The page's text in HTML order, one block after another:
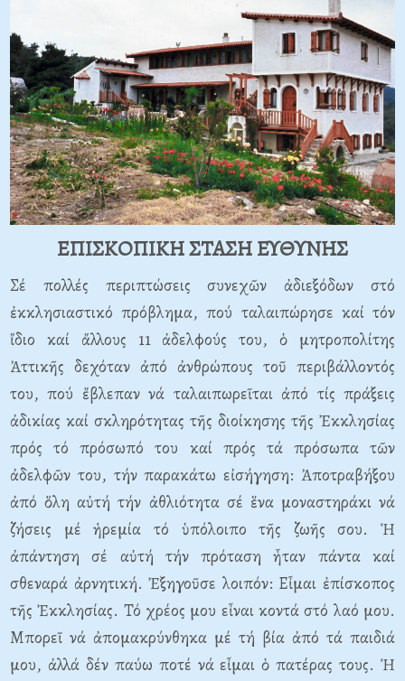
ΕΠΙΣΚΟΠΙΚΗ ΣΤΑΣΗ ΕΥΘΥΝΗΣ
Σέ πολλές περιπτώσεις συνεχῶν ἀδιεξόδων στό
ἐκκλησιαστικό πρόβλημα, πού ταλαιπώρησε καί τόν
ἴδιο καί ἄλλους 11 ἀδελφούς του, ὁ μητροπολίτης
Ἀττικῆς δεχόταν ἀπό ἀνθρώπους τοῦ περιβάλλοντός
του, πού ἔβλεπαν νά ταλαιπωρεῖται ἀπό τίς πράξεις
ἀδικίας καί σκληρότητας τῆς διοίκησης τῆς Ἐκκλησίας
πρός τό πρόσωπό του καί πρός τά πρόσωπα τῶν
ἀδελφῶν του, τήν παρακάτω εἰσήγηση: Ἀποτραβήξου
ἀπό ὅλη αὐτή τήν ἀθλιότητα σέ ἕνα μοναστηράκι νά
ζήσεις μέ ἡρεμία τό ὑπόλοιπο τῆς ζωῆς σου. Ἡ
ἀπάντηση σέ αὐτή τήν πρόταση ἦταν πάντα καί
σθεναρά ἀρνητική. Ἐξηγοῦσε λοιπόν: Εἶμαι ἐπίσκοπος
τῆς Ἐκκλησίας. Τό χρέος μου εἶναι κοντά στό λαό μου.
Μπορεῖ νά ἀπομακρύνθηκα μέ τή βία ἀπό τά παιδιά
μου, ἀλλά δέν παύω ποτέ νά εἶμαι ὁ πατέρας τους. Ἡ